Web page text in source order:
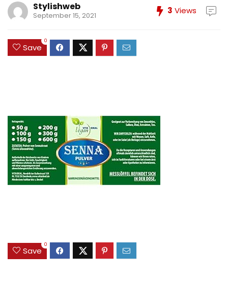
Stylishweb
September 15, 2021 3 Views
Save
0
Save
0